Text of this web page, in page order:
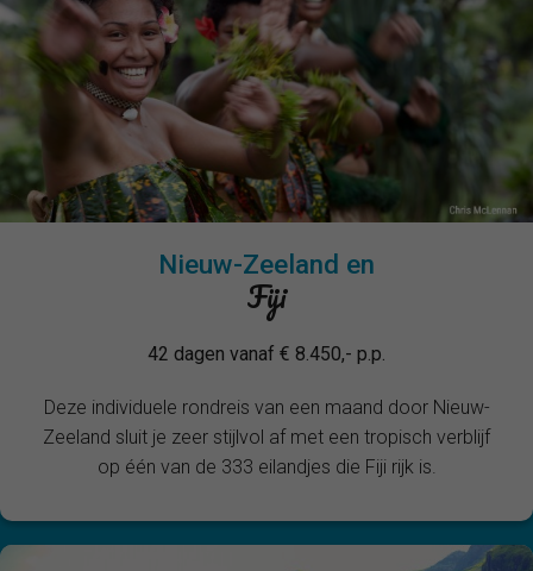
Nieuw-Zeeland en
Fiji
42 dagen vanaf € 8.450,- p.p.
Deze individuele rondreis van een maand door Nieuw-
Zeeland sluit je zeer stijlvol af met een tropisch verblijf
op één van de 333 eilandjes die Fiji rijk is.